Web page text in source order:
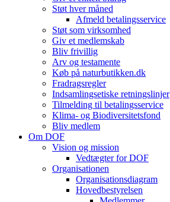
Støt hver måned
Afmeld betalingsservice
Støt som virksomhed
Giv et medlemskab
Bliv frivillig
Arv og testamente
Køb på naturbutikken.dk
Fradragsregler
Indsamlingsetiske retningslinjer
Tilmelding til betalingsservice
Klima- og Biodiversitetsfond
Bliv medlem
Om DOF
Vision og mission
Vedtægter for DOF
Organisationen
Organisationsdiagram
Hovedbestyrelsen